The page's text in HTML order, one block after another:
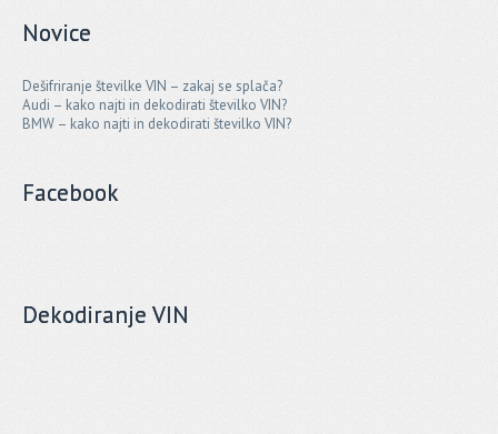
Novice
Dešifriranje številke VIN – zakaj se splača?
Audi – kako najti in dekodirati številko VIN?
BMW – kako najti in dekodirati številko VIN?
Facebook
Dekodiranje VIN